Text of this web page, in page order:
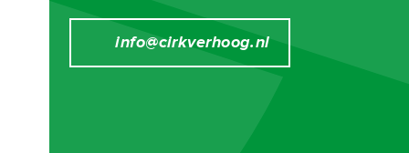
Layout: access via central entrance; via lift or
staircase to the 5th floor; entrance apartment;
hallway with access to the living room with open
kitchen and breakfast bar, equipped with hob,
info@cirkverhoog.nl